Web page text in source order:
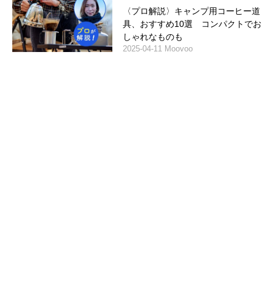
〈プロ解説〉キャンプ用コーヒー道
具、おすすめ10選 コンパクトでお
しゃれなものも
2025-04-11 Moovoo